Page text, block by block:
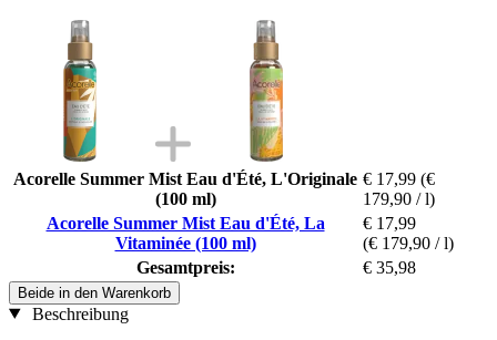
Acorelle Summer Mist Eau d'Été, L'Originale
(100 ml)
€ 17,99 (€
179,90 / l)
Acorelle Summer Mist Eau d'Été, La
Vitaminée (100 ml)
€ 17,99
(€ 179,90 / l)
Gesamtpreis:
€ 35,98
Beide in den Warenkorb
Beschreibung